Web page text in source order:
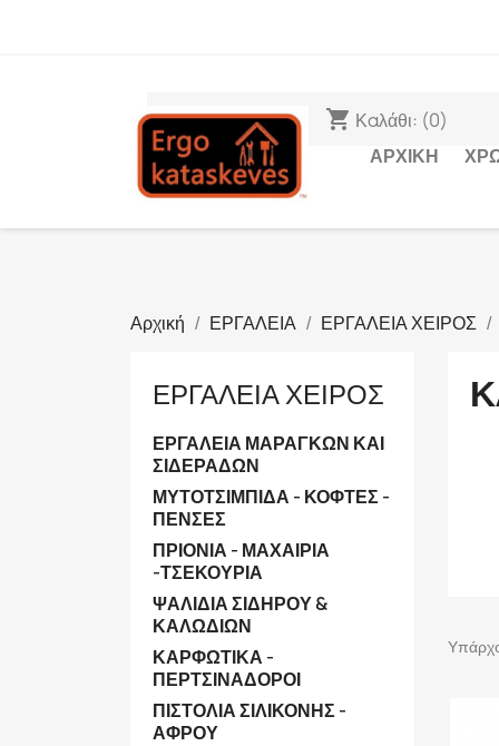
shopping_cart Καλάθι: (0)
ΑΡΧΙΚΉ
Αρχική ΕΡΓΑΛΕΙΑ ΕΡΓΑΛΕΙΑ ΧΕΙΡΟΣ
ΕΡΓΑΛΕΙΑ ΧΕΙΡΟΣ
ΕΡΓΑΛΕΙΑ ΜΑΡΑΓΚΩΝ ΚΑΙ
ΣΙΔΕΡΑΔΩΝ
ΜΥΤΟΤΣΙΜΠΙΔΑ - ΚΟΦΤΕΣ -
ΠΕΝΣΕΣ
ΠΡΙΟΝΙΑ - ΜΑΧΑΙΡΙΑ
-ΤΣΕΚΟΥΡΙΑ
ΨΑΛΙΔΙΑ ΣΙΔΗΡΟΥ &
ΚΑΛΩΔΙΩΝ
ΚΑΡΦΩΤΙΚΑ -
ΠΕΡΤΣΙΝΑΔΟΡΟΙ
ΠΙΣΤΟΛΙΑ ΣΙΛΙΚΟΝΗΣ -
ΑΦΡΟΥ